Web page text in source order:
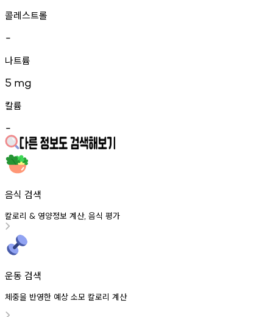
콜레스트롤
-
나트륨
5 mg
칼륨
-
음식 검색
칼로리 & 영양정보 계산, 음식 평가
운동 검색
체중을 반영한 예상 소모 칼로리 계산